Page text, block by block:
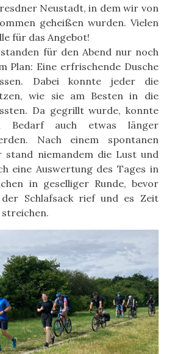
Neustadt, in dem wir von
geheißen wurden. Vielen
für das Angebot!
für den Abend nur noch
Plan: Eine erfrischende Dusche
Dabei konnte jeder die
wie sie am Besten in die
Da gegrillt wurde, konnte
Bedarf auch etwas länger
Nach einem spontanen
stand niemandem die Lust und
eine Auswertung des Tages in
in geselliger Runde, bevor
Schlafsack rief und es Zeit
streichen.